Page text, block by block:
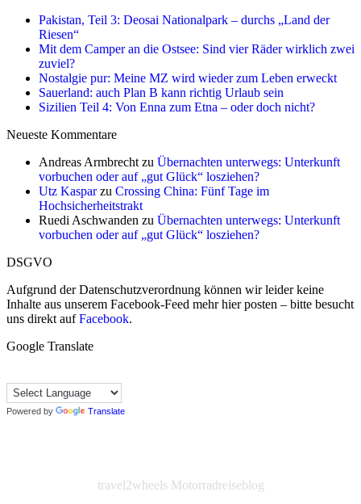
Pakistan, Teil 3: Deosai Nationalpark – durchs „Land der
Riesen“
Mit dem Camper an die Ostsee: Sind vier Räder wirklich zwei
zuviel?
Nostalgie pur: Meine MZ wird wieder zum Leben erweckt
Sauerland: auch Plan B kann richtig Urlaub sein
Sizilien Teil 4: Von Enna zum Etna – oder doch nicht?
Neueste Kommentare
Andreas Armbrecht zu Übernachten unterwegs: Unterkunft
vorbuchen oder auf „gut Glück“ losziehen?
Utz Kasparzu Crossing China: Fünf Tage im
Hochsicherheitstrakt
Ruedi Aschwanden zu Übernachten unterwegs: Unterkunft
vorbuchen oder auf „gut Glück“ losziehen?
DSGVO
Aufgrund der Datenschutzverordnung können wir leider keine
Inhalte aus unserem Facebook-Feed mehr hier posten – bitte besucht
uns direkt aufFacebook.
Google Translate
Powered by Translate
travel2wheels Motorradreiseblog